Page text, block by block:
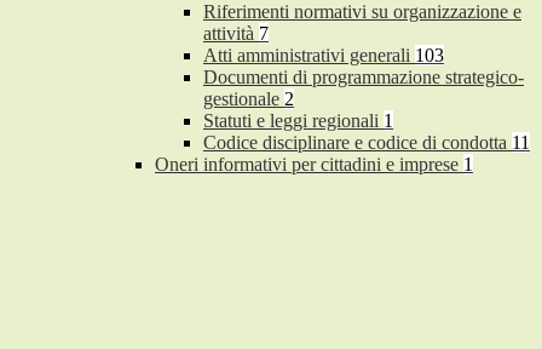
Riferimenti normativi su organizzazione e
attività 7
Atti amministrativi generali 103
Documenti di programmazione strategico-
gestionale 2
Statuti e leggi regionali 1
Codice disciplinare e codice di condotta 11
Oneri informativi per cittadini e imprese 1